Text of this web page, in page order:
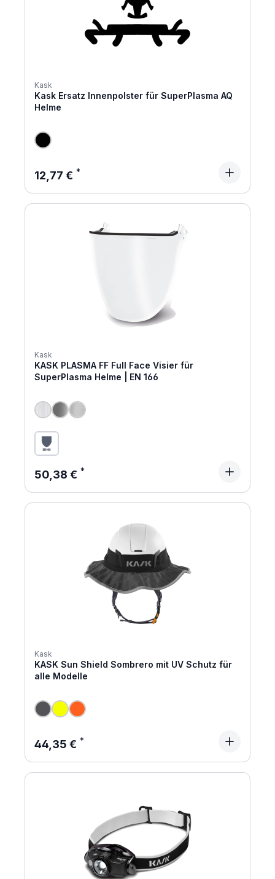
Kask
Kask Ersatz Innenpolster für SuperPlasma AQ
Helme
Regulärer Preis:
12,77 €
Kask
KASK PLASMA FF Full Face Visier für
SuperPlasma Helme | EN 166
Regulärer Preis:
50,38 €
Kask
KASK Sun Shield Sombrero mit UV Schutz für
alle Modelle
Regulärer Preis:
44,35 €